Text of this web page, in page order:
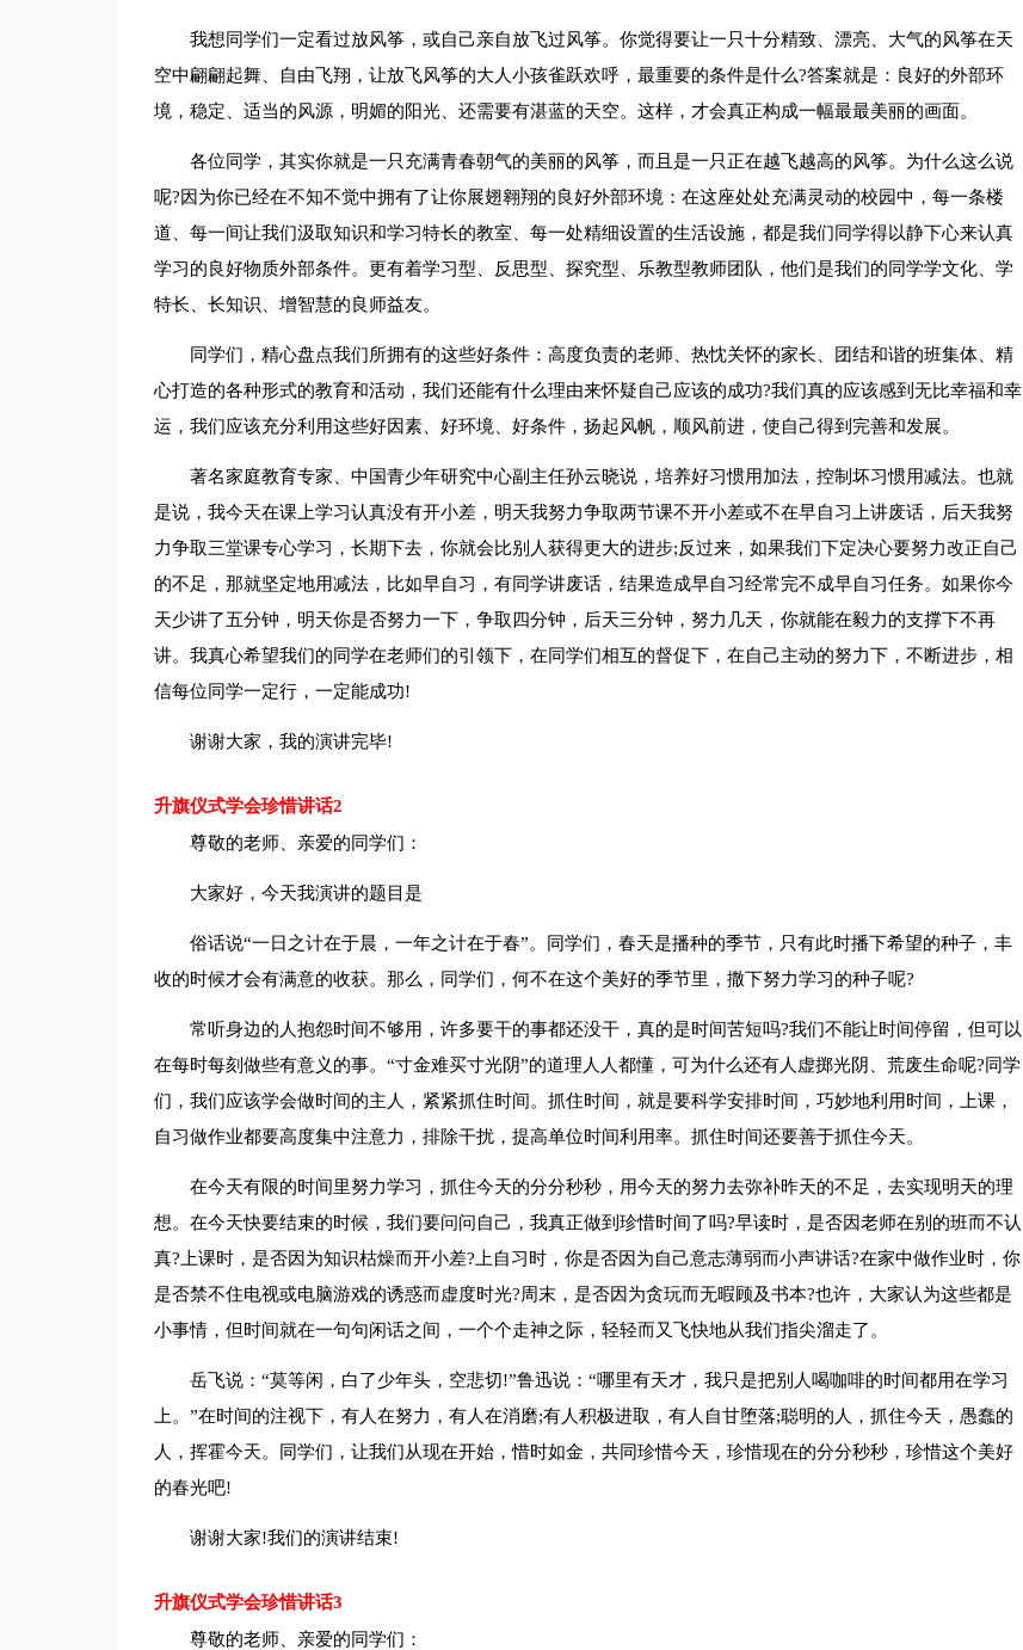
我想同学们一定看过放风筝，或自己亲自放飞过风筝。你觉得要让一只十分精致、漂亮、大气的风筝在天
空中翩翩起舞、自由飞翔，让放飞风筝的大人小孩雀跃欢呼，最重要的条件是什么?答案就是：良好的外部环
境，稳定、适当的风源，明媚的阳光、还需要有湛蓝的天空。这样，才会真正构成一幅最最美丽的画面。
各位同学，其实你就是一只充满青春朝气的美丽的风筝，而且是一只正在越飞越高的风筝。为什么这么说
呢?因为你已经在不知不觉中拥有了让你展翅翱翔的良好外部环境：在这座处处充满灵动的校园中，每一条楼
道、每一间让我们汲取知识和学习特长的教室、每一处精细设置的生活设施，都是我们同学得以静下心来认真
学习的良好物质外部条件。更有着学习型、反思型、探究型、乐教型教师团队，他们是我们的同学学文化、学
特长、长知识、增智慧的良师益友。
同学们，精心盘点我们所拥有的这些好条件：高度负责的老师、热忱关怀的家长、团结和谐的班集体、精
心打造的各种形式的教育和活动，我们还能有什么理由来怀疑自己应该的成功?我们真的应该感到无比幸福和幸
运，我们应该充分利用这些好因素、好环境、好条件，扬起风帆，顺风前进，使自己得到完善和发展。
著名家庭教育专家、中国青少年研究中心副主任孙云晓说，培养好习惯用加法，控制坏习惯用减法。也就
是说，我今天在课上学习认真没有开小差，明天我努力争取两节课不开小差或不在早自习上讲废话，后天我努
力争取三堂课专心学习，长期下去，你就会比别人获得更大的进步;反过来，如果我们下定决心要努力改正自己
的不足，那就坚定地用减法，比如早自习，有同学讲废话，结果造成早自习经常完不成早自习任务。如果你今
天少讲了五分钟，明天你是否努力一下，争取四分钟，后天三分钟，努力几天，你就能在毅力的支撑下不再
讲。我真心希望我们的同学在老师们的引领下，在同学们相互的督促下，在自己主动的努力下，不断进步，相
信每位同学一定行，一定能成功!
谢谢大家，我的演讲完毕!
升旗仪式学会珍惜讲话2
尊敬的老师、亲爱的同学们：
大家好，今天我演讲的题目是
俗话说“一日之计在于晨，一年之计在于春”。同学们，春天是播种的季节，只有此时播下希望的种子，丰
收的时候才会有满意的收获。那么，同学们，何不在这个美好的季节里，撒下努力学习的种子呢?
常听身边的人抱怨时间不够用，许多要干的事都还没干，真的是时间苦短吗?我们不能让时间停留，但可以
在每时每刻做些有意义的事。“寸金难买寸光阴”的道理人人都懂，可为什么还有人虚掷光阴、荒废生命呢?同学
们，我们应该学会做时间的主人，紧紧抓住时间。抓住时间，就是要科学安排时间，巧妙地利用时间，上课，
自习做作业都要高度集中注意力，排除干扰，提高单位时间利用率。抓住时间还要善于抓住今天。
在今天有限的时间里努力学习，抓住今天的分分秒秒，用今天的努力去弥补昨天的不足，去实现明天的理
想。在今天快要结束的时候，我们要问问自己，我真正做到珍惜时间了吗?早读时，是否因老师在别的班而不认
真?上课时，是否因为知识枯燥而开小差?上自习时，你是否因为自己意志薄弱而小声讲话?在家中做作业时，你
是否禁不住电视或电脑游戏的诱惑而虚度时光?周末，是否因为贪玩而无暇顾及书本?也许，大家认为这些都是
小事情，但时间就在一句句闲话之间，一个个走神之际，轻轻而又飞快地从我们指尖溜走了。
岳飞说：“莫等闲，白了少年头，空悲切!”鲁迅说：“哪里有天才，我只是把别人喝咖啡的时间都用在学习
上。”在时间的注视下，有人在努力，有人在消磨;有人积极进取，有人自甘堕落;聪明的人，抓住今天，愚蠢的
人，挥霍今天。同学们，让我们从现在开始，惜时如金，共同珍惜今天，珍惜现在的分分秒秒，珍惜这个美好
的春光吧!
谢谢大家!我们的演讲结束!
升旗仪式学会珍惜讲话3
尊敬的老师、亲爱的同学们：